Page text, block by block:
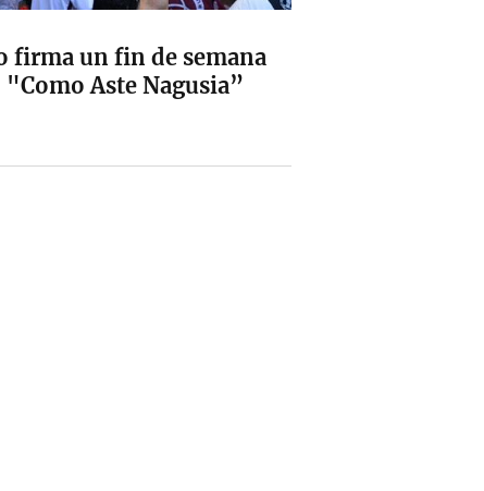
firma un fin de semana
Aste Nagusia”